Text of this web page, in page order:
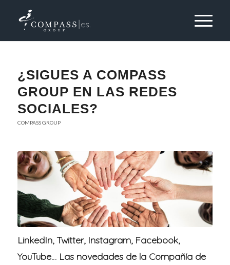
¿SIGUES A COMPASS
GROUP EN LAS REDES
SOCIALES?
COMPASS GROUP
LinkedIn, Twitter, Instagram, Facebook,
YouTube… Las novedades de la Compañía de